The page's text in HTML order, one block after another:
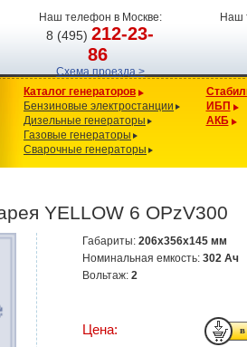
Наш телефон в Москве:
8 (495)212-23-
86
Схема проезда >
Наш
Каталог генераторов
Бензиновые электростанции
Дизельные генераторы
Газовые генераторы
Сварочные генераторы
ИБП
АКБ
YELLOW 6 OPzV300
Габариты:206x356x145 мм
Номинальная емкость:302 Ач
Вольтаж:2
Цена: